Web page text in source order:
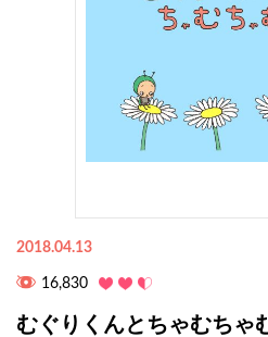
2018.04.13
16,830
むぐりくんとちゃむちゃ